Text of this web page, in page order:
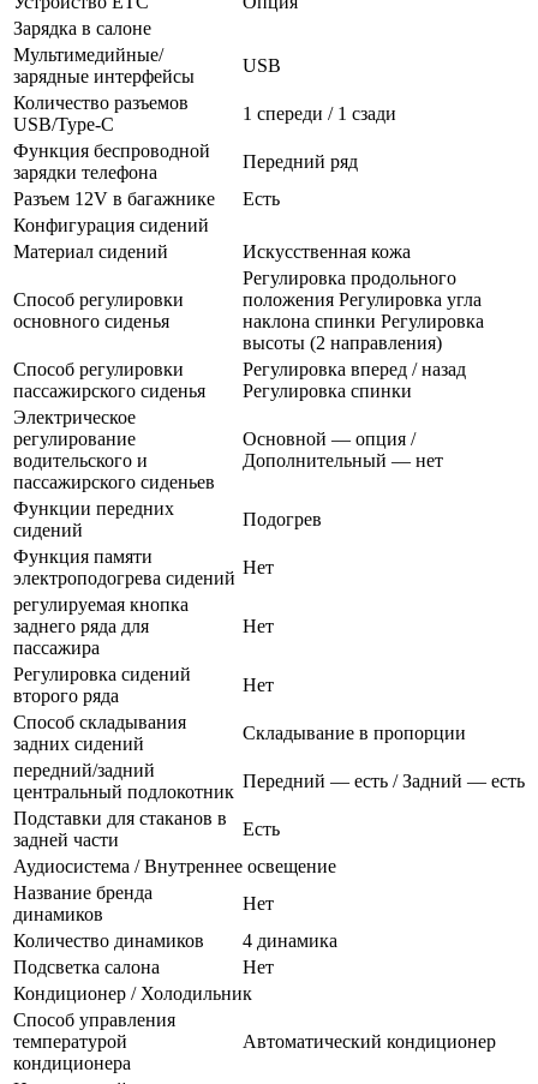
Зарядка в салоне
Мультимедийные/
зарядные интерфейсы
USB
Количество разъемов
USB/Type-C
1 спереди / 1 сзади
Функция беспроводной
зарядки телефона
Передний ряд
Разъем 12V в багажнике
Есть
Конфигурация сидений
Материал сидений
Искусственная кожа
Способ регулировки
основного сиденья
Регулировка продольного
положения Регулировка угла
наклона спинки Регулировка
высоты (2 направления)
Способ регулировки
пассажирского сиденья
Регулировка вперед / назад
Регулировка спинки
Электрическое
регулирование
водительского и
пассажирского сиденьев
Основной — опция /
Дополнительный — нет
Функции передних
сидений
Подогрев
Функция памяти
электроподогрева сидений
Нет
регулируемая кнопка
заднего ряда для
пассажира
Нет
Регулировка сидений
второго ряда
Нет
Способ складывания
задних сидений
Складывание в пропорции
передний/задний
центральный подлокотник
Передний — есть / Задний — есть
Подставки для стаканов в
задней части
Есть
Аудиосистема / Внутреннее освещение
Название бренда
динамиков
Нет
Количество динамиков
4 динамика
Подсветка салона
Нет
Кондиционер / Холодильник
Способ управления
температурой
кондиционера
Автоматический кондиционер